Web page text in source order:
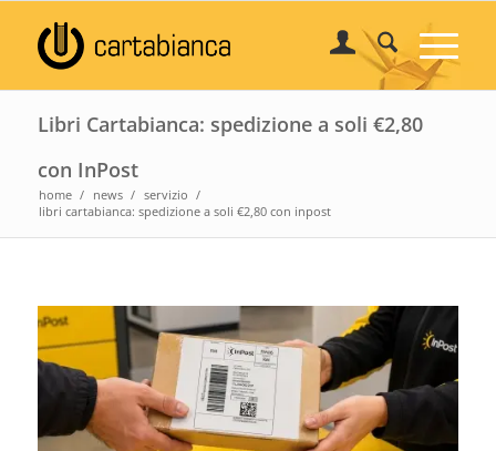
Libri Cartabianca: spedizione a soli €2,80
con InPost
home / news / servizio /
libri cartabianca: spedizione a soli €2,80 con inpost